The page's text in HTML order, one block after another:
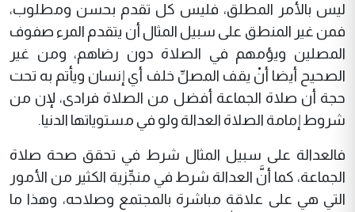
ليس بالأمر المطلق، فليس كل تقدم بحسن ومطلوب،
فمن غير المنطق على سبيل المثال أن يتقدم المرء صفوف
المصلين ويؤمهم في الصلاة دون رضاهم، ومن غير
الصحيح أيضا أنْ يقف المصلِّ خلف أي إنسان ويأتم به تحت
حجة أن صلاة الجماعة أفضل من الصلاة فرادى، لإن من
شروط إمامة الصلاة العدالة ولو في مستوياتها الدنيا.
فالعدالة على سبيل المثال شرط في تحقق صحة صلاة
الجماعة، كما أنَّ العدالة شرط في منجِّزية الكثير من الأمور
التي هي على علاقة مباشرة بالمجتمع وصلاحه، وهذا ما